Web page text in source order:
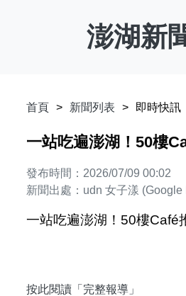
澎湖新
首頁 新聞列表 即時快訊
一站吃遍澎湖！50樓
發布時間：2026/07/09 00:02
新聞出處：udn 女子漾 (Google
一站吃遍澎湖！50樓
按此閱讀「完整報導」